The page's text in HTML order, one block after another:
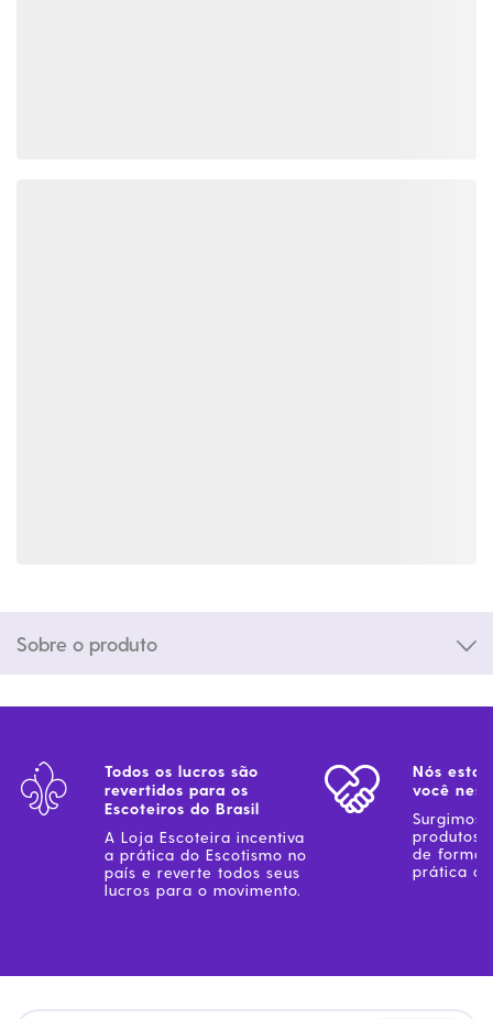
Sobre o produto
Todos os lucros são
revertidos para os
Escoteiros do Brasil
A Loja Escoteira incentiva
a prática do Escotismo no
país e reverte todos seus
lucros para o movimento.
Nós
você
Surgimos
produtos
de forma
prática